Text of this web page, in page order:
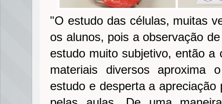
"O estudo das células, muitas
os alunos, pois a observação
estudo muito subjetivo, então a
materiais diversos
estudo e desperta a